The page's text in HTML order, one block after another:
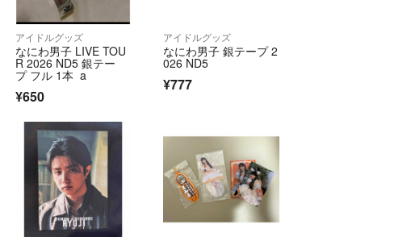
アイドルグッズ
なにわ男子 LIVE TOU
R 2026 ND5 銀テー
プ フル 1本 a
¥650
アイドルグッズ
なにわ男子 銀テープ 2
026 ND5
¥777